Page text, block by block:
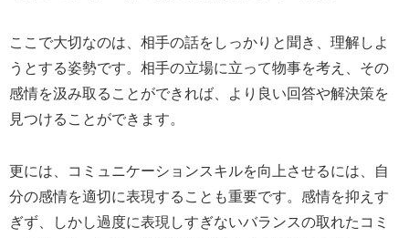
ここで大切なのは、相手の話をしっかりと聞き、理解しよ
うとする姿勢です。相手の立場に立って物事を考え、その
感情を汲み取ることができれば、より良い回答や解決策を
見つけることができます。
更には、コミュニケーションスキルを向上させるには、自
分の感情を適切に表現することも重要です。感情を抑えす
ぎず、しかし過度に表現しすぎないバランスの取れたコミ